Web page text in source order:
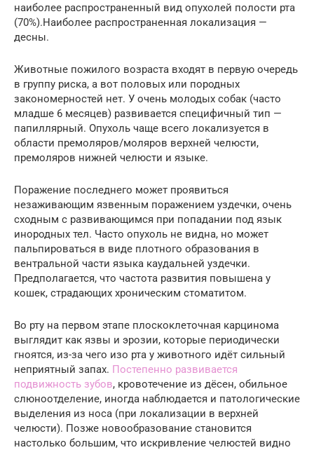
наиболее распространенный вид опухолей полости рта
(70%).Наиболее распространенная локализация —
десны.
Животные пожилого возраста входят в первую очередь
в группу риска, а вот половых или породных
закономерностей нет. У очень молодых собак (часто
младше 6 месяцев) развивается специфичный тип —
папиллярный. Опухоль чаще всего локализуется в
области премоляров/моляров верхней челюсти,
премоляров нижней челюсти и языке.
Поражение последнего может проявиться
незаживающим язвенным поражением уздечки, очень
сходным с развивающимся при попадании под язык
инородных тел. Часто опухоль не видна, но может
пальпироваться в виде плотного образования в
вентральной части языка каудальней уздечки.
Предполагается, что частота развития повышена у
кошек, страдающих хроническим стоматитом.
Во рту на первом этапе плоскоклеточная карцинома
выглядит как язвы и эрозии, которые периодически
гноятся, из-за чего изо рта у животного идёт сильный
неприятный запах. Постепенно развивается
подвижность зубов, кровотечение из дёсен, обильное
слюноотделение, иногда наблюдается и патологические
выделения из носа (при локализации в верхней
челюсти). Позже новообразование становится
настолько большим, что искривление челюстей видно